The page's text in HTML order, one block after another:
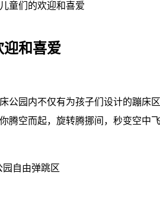
童们的欢迎和喜爱
和喜爱
公园内不仅有为孩子们设计的蹦床
空而起，旋转腾挪间，秒变空中